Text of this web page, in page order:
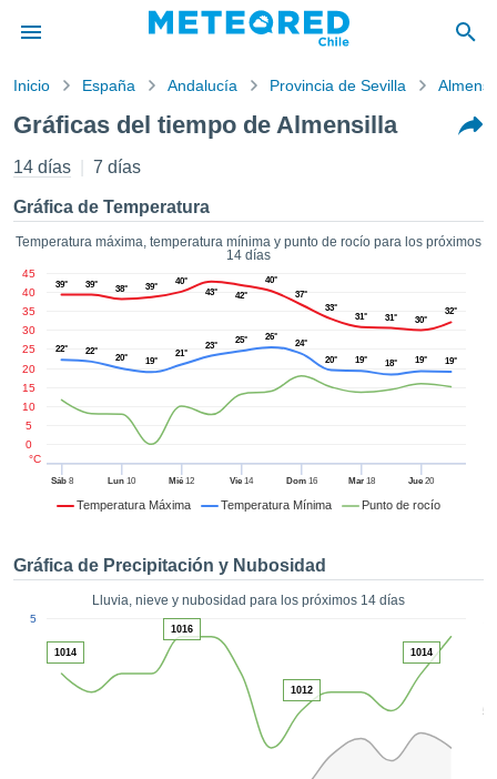
de
por
para
que la
que se
a este
las
y
forma
digital
basada
nuestra
sin coste.
ACEPTAR
CONTINUAR
Inicio España Andalucía Provincia de Sevilla
Gráficas del tiempo de Almensilla
14 días 7 días
Gráfica de Temperatura
Temperatura máxima, temperatura mínima y punto de rocío para los próximos
14 días
Temperatura Máxima Temperatura Mínima Punto de rocío
Sáb8 Lun 10 Mié 12 Vie 14 Dom16 Mar18 Jue 20
0
5
10
15
20
25
30
35
40
45
°C
39° 39° 38° 39°
40°
43°
42°
40°
37°
33°
31°
31° 30°
32°
22° 22°
20° 19°
21°
23°
25° 26°
24°
20°
19° 18° 19° 19°
Gráfica de Precipitación y Nubosidad
Lluvia, nieve y nubosidad para los próximos 14 días
50
5
1014
1016
1012
1014